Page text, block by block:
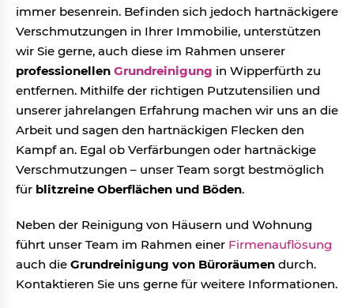
immer besenrein. Befinden sich jedoch hartnäckigere
Verschmutzungen in Ihrer Immobilie, unterstützen
wir Sie gerne, auch diese im Rahmen unserer
professionellen Grundreinigung in Wipperfürth zu
entfernen. Mithilfe der richtigen Putzutensilien und
unserer jahrelangen Erfahrung machen wir uns an die
Arbeit und sagen den hartnäckigen Flecken den
Kampf an. Egal ob Verfärbungen oder hartnäckige
Verschmutzungen – unser Team sorgt bestmöglich
für blitzreine Oberflächen und Böden.
Neben der Reinigung von Häusern und Wohnung
führt unser Team im Rahmen einer Firmenauflösung
auch die Grundreinigung von Büroräumen durch.
Kontaktieren Sie uns gerne für weitere Informationen.